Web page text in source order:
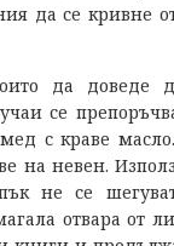
да се кривне
да доведе
се
с краве
на невен.
не се
отвара от